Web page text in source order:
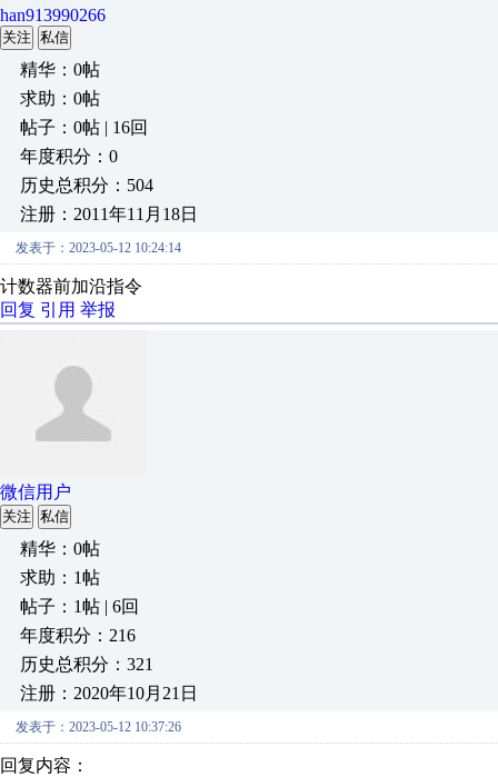
han913990266
关注 私信
精华：0帖
求助：0帖
帖子：0帖 | 16回
年度积分：0
历史总积分：504
注册：2011年11月18日
发表于：2023-05-12 10:24:14
计数器前加沿指令
回复 引用 举报
微信用户
关注 私信
精华：0帖
求助：1帖
帖子：1帖 | 6回
年度积分：216
历史总积分：321
注册：2020年10月21日
发表于：2023-05-12 10:37:26
回复内容：